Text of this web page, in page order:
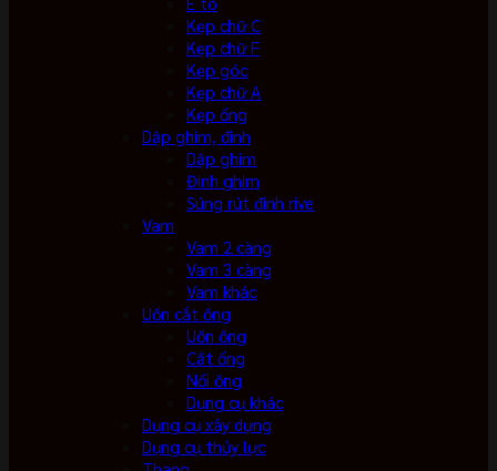
Kẹp chữ C
Kẹp chữ F
Kẹp góc
Kẹp chữ A
Kẹp ống
Dập ghim, đinh
Dập ghim
Đinh ghim
Súng rút đinh rive
Vam
Vam 2 càng
Vam 3 càng
Vam khác
Uốn cắt ống
Uốn ống
Cắt ống
Nối ống
Dụng cụ khác
Dụng cụ xây dựng
Dụng cụ thủy lực